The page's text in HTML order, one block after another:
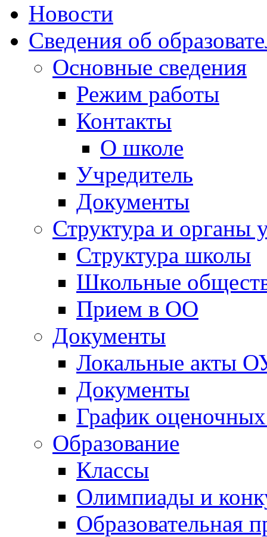
Новости
Сведения об
Основные сведения
Режим работы
Контакты
О школе
Учредитель
Документы
Структура и органы
Структура школы
Школьные
Прием в ОО
Документы
Локальные акты
Документы
График
Образование
Классы
Олимпиады и
Образовательная